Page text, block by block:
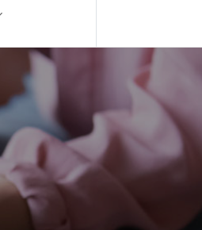
Suscríbase a nuestro
Reciba notificaciones sobre los temas
Bienestar que le interesan.